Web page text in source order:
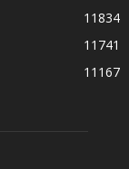
11834
11741
11167